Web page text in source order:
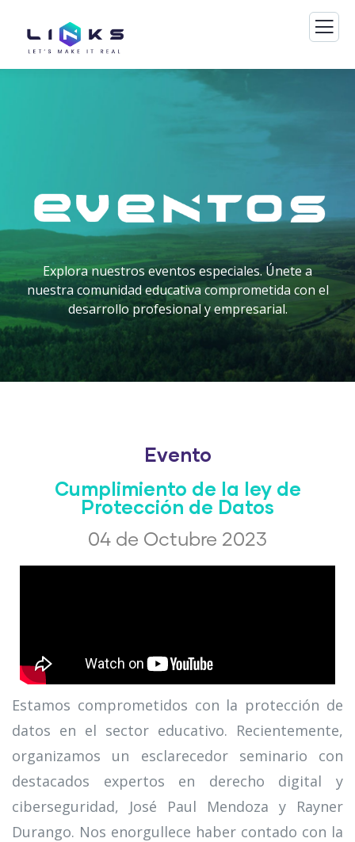
Explora nuestros eventos especiales. Únete a
nuestra comunidad educativa comprometida con el
desarrollo profesional y empresarial.
Evento
Cumplimiento de la ley de
Protección de Datos
04 de Octubre 2023
Estamos comprometidos con la protección de
datos en el sector educativo. Recientemente,
organizamos un esclarecedor seminario con
destacados expertos en derecho digital y
ciberseguridad, José Paul Mendoza y Rayner
Durango. Nos enorgullece haber contado con la